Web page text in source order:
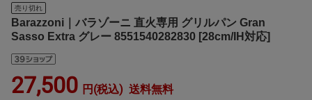
売り切れ
Barazzoni｜バラゾーニ 直火専用 グリルパン Gran
Sasso Extra グレー 8551540282830 [28cm/IH対応]
27,500 円(税込) 送料無料